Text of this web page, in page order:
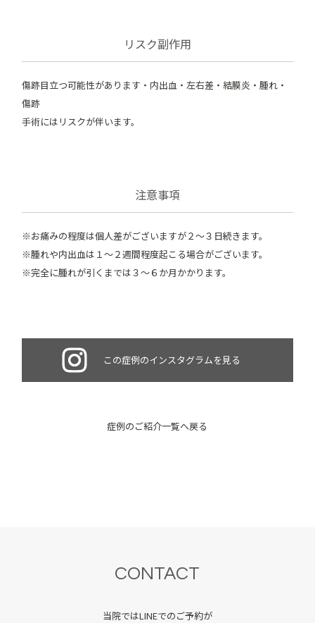
リスク副作用
傷跡目立つ可能性があります・内出血・左右差・結膜炎・腫れ・
傷跡
手術にはリスクが伴います。
注意事項
※お痛みの程度は個人差がございますが２～３日続きます。
※腫れや内出血は１～２週間程度起こる場合がございます。
※完全に腫れが引くまでは３～６か月かかります。
この症例のインスタグラムを見る
症例のご紹介一覧へ戻る
CONTACT
当院ではLINEでのご予約が